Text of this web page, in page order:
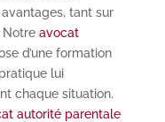
tant sur
Notre avocat
d’une formation
lui
chaque situation.
autorité parentale